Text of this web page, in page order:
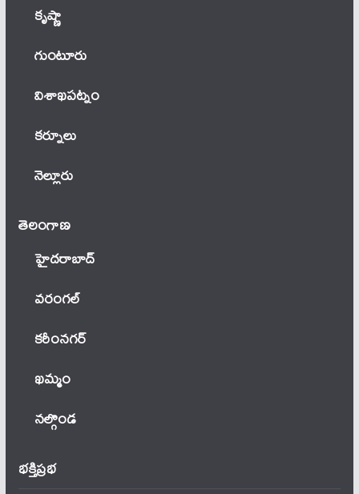
కృష్ణా
గుంటూరు
విశాఖపట్నం
కర్నూలు
నెల్లూరు
తెలంగాణ‌
హైదరాబాద్
వ‌రంగ‌ల్
కరీంనగర్
ఖ‌మ్మం
నల్గొండ
భక్తిప్రభ